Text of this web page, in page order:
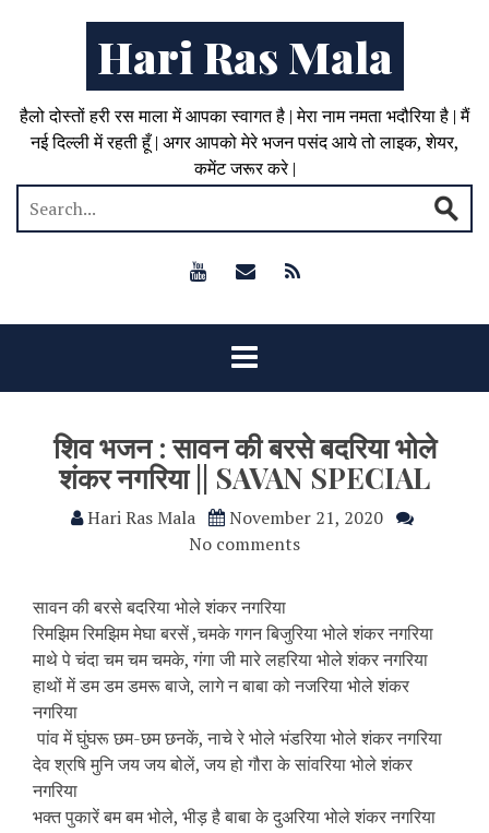
Hari Ras Mala
हैलो दोस्तों हरी रस माला में आपका स्वागत है | मेरा नाम नमता भदौरिया है | मैं
नई दिल्ली में रहती हूँ | अगर आपको मेरे भजन पसंद आये तो लाइक, शेयर,
कमेंट जरूर करे |
शिव भजन : सावन की बरसे बदरिया भोले
शंकर नगरिया || SAVAN SPECIAL
Hari Ras Mala
November 21, 2020
No comments
सावन की बरसे बदरिया भोले शंकर नगरिया
रिमझिम रिमझिम मेघा बरसें ,चमके गगन बिजुरिया भोले शंकर नगरिया
माथे पे चंदा चम चम चमके, गंगा जी मारे लहरिया भोले शंकर नगरिया
हाथों में डम डम डमरू बाजे, लागे न बाबा को नजरिया भोले शंकर
नगरिया
पांव में घुंघरू छम-छम छनकें, नाचे रे भोले भंडरिया भोले शंकर नगरिया
देव श्रषि मुनि जय जय बोलें, जय हो गौरा के सांवरिया भोले शंकर
नगरिया
भक्त पुकारें बम बम भोले, भीड़ है बाबा के दुअरिया भोले शंकर नगरिया